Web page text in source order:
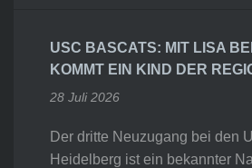
USC BASCATS: MIT LISA
KOMMT EIN KIND DER
28 Juli 2026
Der dritte Neuzugang bei den
Heidelberg ist ein bekannter